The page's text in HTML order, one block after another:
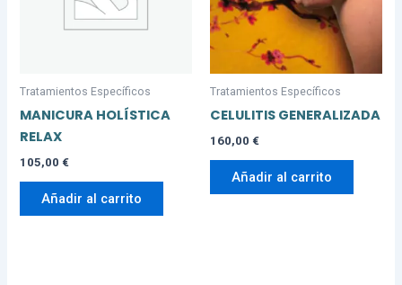
Tratamientos Específicos
MANICURA HOLÍSTICA
RELAX
105,00 €
Añadir al carrito
Tratamientos Específicos
CELULITIS GENERALIZADA
160,00 €
Añadir al carrito